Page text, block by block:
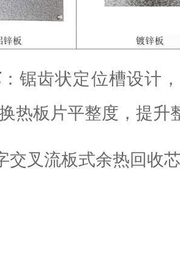
：锯齿状定位槽设计
热板片平整度，提升